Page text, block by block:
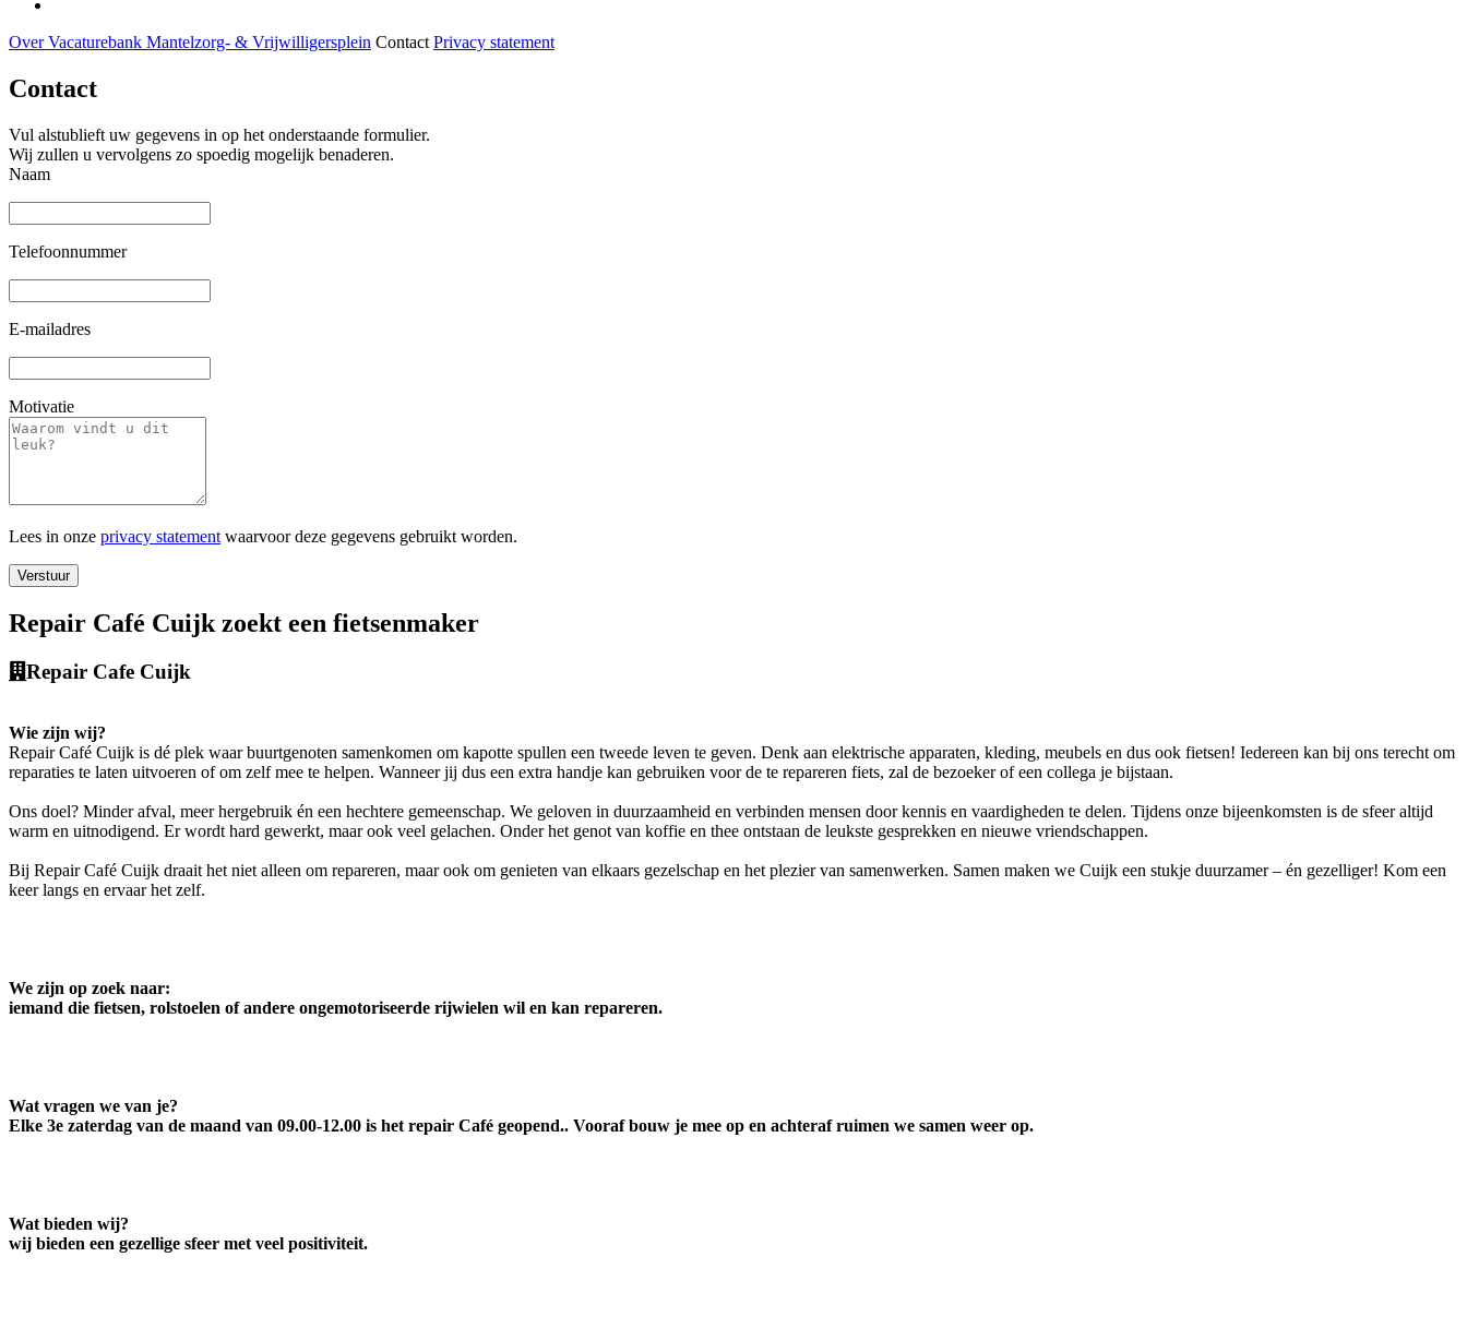
Over Vacaturebank Mantelzorg- & Vrijwilligersplein Contact Privacy statement
Contact
Vul alstublieft uw gegevens in op het onderstaande formulier.
Wij zullen u vervolgens zo spoedig mogelijk benaderen.
Naam
Telefoonnummer
E-mailadres
Motivatie
Lees in onze privacy statement waarvoor deze gegevens gebruikt worden.
Verstuur
Repair Café Cuijk zoekt een fietsenmaker
Repair Cafe Cuijk
Wie zijn wij?
Repair Café Cuijk is dé plek waar buurtgenoten samenkomen om kapotte spullen een tweede leven te geven. Denk aan elektrische apparaten, kleding, meubels en dus ook fietsen! Iedereen kan bij ons terecht om
reparaties te laten uitvoeren of om zelf mee te helpen. Wanneer jij dus een extra handje kan gebruiken voor de te repareren fiets, zal de bezoeker of een collega je bijstaan.
Ons doel? Minder afval, meer hergebruik én een hechtere gemeenschap. We geloven in duurzaamheid en verbinden mensen door kennis en vaardigheden te delen. Tijdens onze bijeenkomsten is de sfeer altijd
warm en uitnodigend. Er wordt hard gewerkt, maar ook veel gelachen. Onder het genot van koffie en thee ontstaan de leukste gesprekken en nieuwe vriendschappen.
Bij Repair Café Cuijk draait het niet alleen om repareren, maar ook om genieten van elkaars gezelschap en het plezier van samenwerken. Samen maken we Cuijk een stukje duurzamer – én gezelliger! Kom een
keer langs en ervaar het zelf.
We zijn op zoek naar:
iemand die fietsen, rolstoelen of andere ongemotoriseerde rijwielen wil en kan repareren.
Wat vragen we van je?
Elke 3e zaterdag van de maand van 09.00-12.00 is het repair Café geopend.. Vooraf bouw je mee op en achteraf ruimen we samen weer op.
Wat bieden wij?
wij bieden een gezellige sfeer met veel positiviteit.